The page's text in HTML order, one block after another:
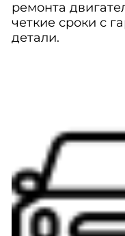
ремонта
четкие сроки с
детали.